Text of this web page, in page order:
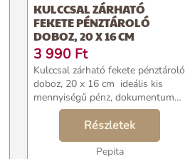
KULCCSAL ZÁRHATÓ
FEKETE PÉNZTÁROLÓ
DOBOZ, 20 X 16 CM
3 990 Ft
Kulccsal zárható fekete pénztároló
doboz, 20 x 16 cm ideális kis
mennyiségű pénz, dokumentumok
tárolására fedél két belső, erős
zsanérra szerelve további rejtett
rekesz a levehető fe...
Részletek
Pepita